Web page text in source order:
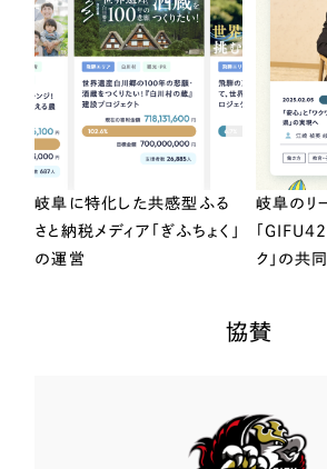
岐阜に特化した共感型ふる
さと納税メディア「ぎふちょく」
の運営
岐阜のリ
「GIFU42
ク」の共
協賛